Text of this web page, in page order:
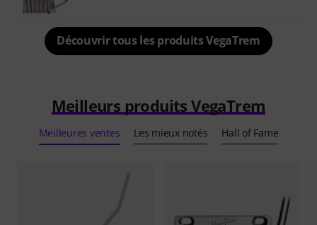
Découvrir tous les produits VegaTrem
Meilleurs produits VegaTrem
Meilleures ventes Les mieux notés Hall of Fame